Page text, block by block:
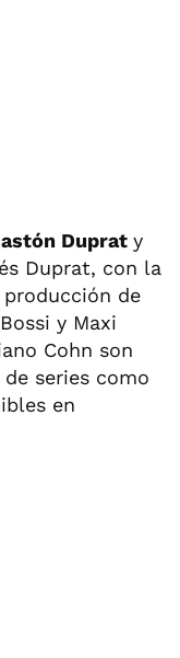
Duprat y
Duprat, con la
de
y Maxi
Cohn son
series como
en